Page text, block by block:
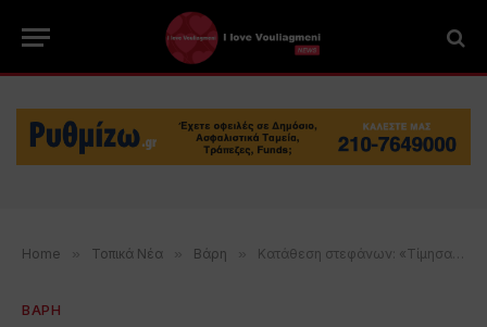
Home » Τοπικά Νέα » Βάρη » Κατάθεση στεφάνων: «Τίμησαν» τη μνήμη της Φώφης αφήνοντας τελευταίο τον εκπρόσωπο του ΚΙΝΑΛ
ΒΑΡΗ